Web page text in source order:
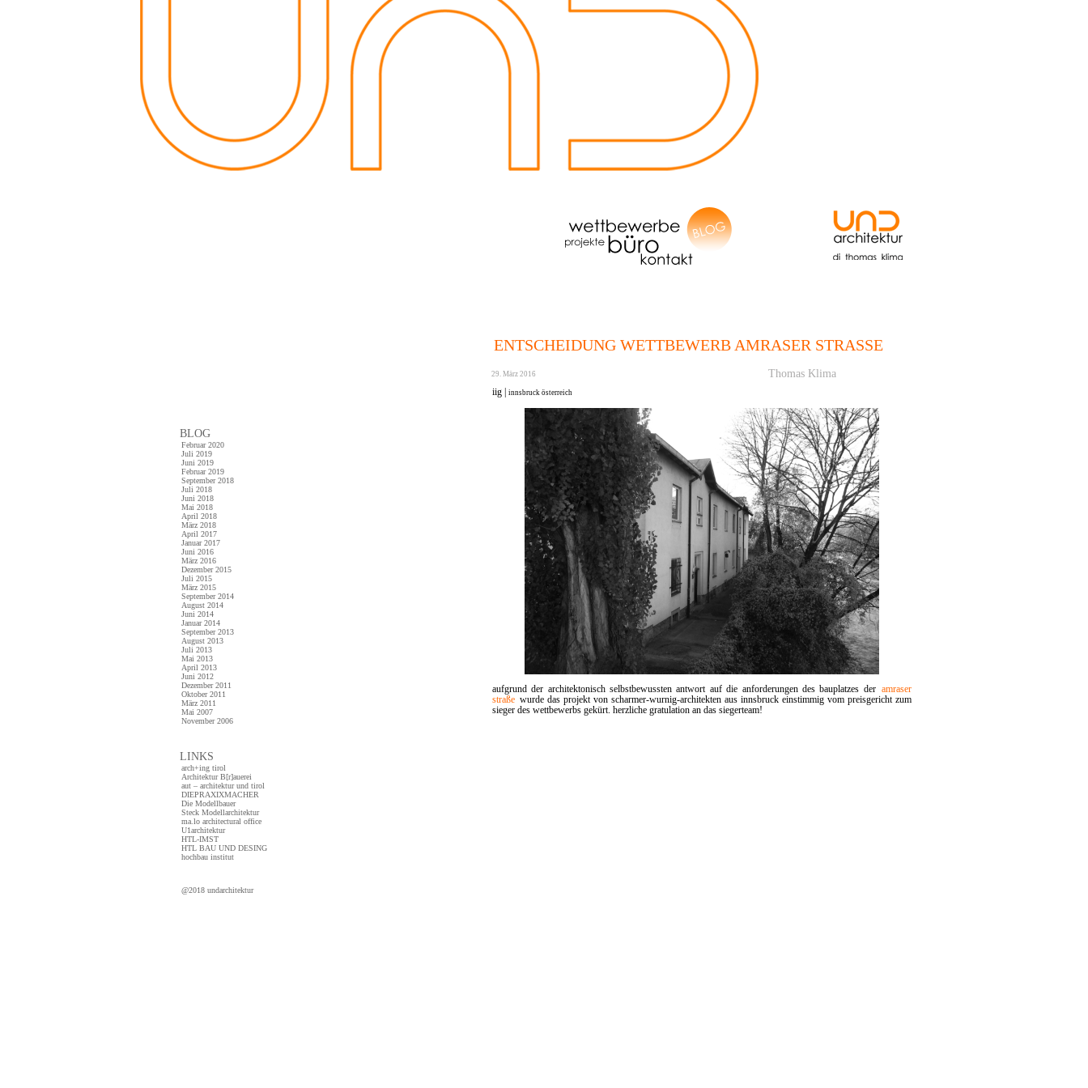
BLOG
Februar 2020
Juli 2019
Juni 2019
Februar 2019
September 2018
Juli 2018
Juni 2018
Mai 2018
April 2018
März 2018
April 2017
Januar 2017
Juni 2016
März 2016
Dezember 2015
Juli 2015
März 2015
September 2014
August 2014
Juni 2014
Januar 2014
September 2013
August 2013
Juli 2013
Mai 2013
April 2013
Juni 2012
Dezember 2011
Oktober 2011
März 2011
Mai 2007
November 2006
LINKS
arch+ing tirol
Architektur B[r]auerei
aut – architektur und tirol
DIEPRAXIXMACHER
Die Modellbauer
Steck Modellarchitektur
ma.lo architectural office
U1architektur
HTL-IMST
HTL BAU UND DESING
hochbau institut
@2018 undarchitektur
ENTSCHEIDUNG WETTBEWERB AMRASER STRASSE
29. März 2016 Thomas Klima
iig | innsbruck österreich
aufgrund der architektonisch selbstbewussten antwort auf die anforderungen des bauplatzes der amraser
straße wurde das projekt von scharmer-wurnig-architekten aus innsbruck einstimmig vom preisgericht zum
sieger des wettbewerbs gekürt. herzliche gratulation an das siegerteam!